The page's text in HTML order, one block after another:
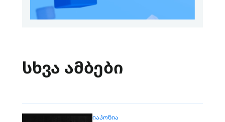
სხვა ამბები
ᲘᲐᲞᲝᲜᲘᲐ